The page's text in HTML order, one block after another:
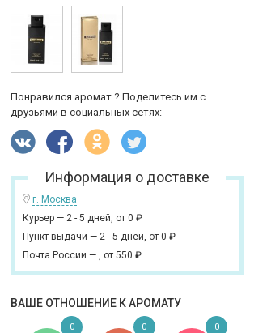
Понравился аромат ? Поделитесь им с
друзьями в социальных сетях:
Информация о доставке
г. Москва
Курьер — 2 - 5 дней, от 0 ₽
Пункт выдачи — 2 - 5 дней, от 0 ₽
Почта России — , от 550 ₽
ВАШЕ ОТНОШЕНИЕ К АРОМАТУ
0 0 0